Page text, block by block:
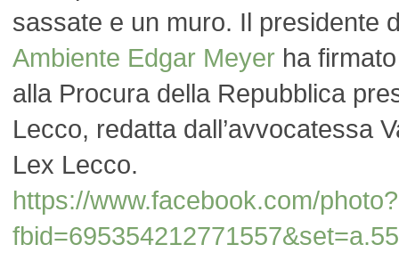
sassate e un muro. Il presidente
Ambiente Edgar Meyer ha
alla Procura della Repubblica
Lecco, redatta dall’avvocatessa
Lex Lecco.
https://www.facebook.com/photo?